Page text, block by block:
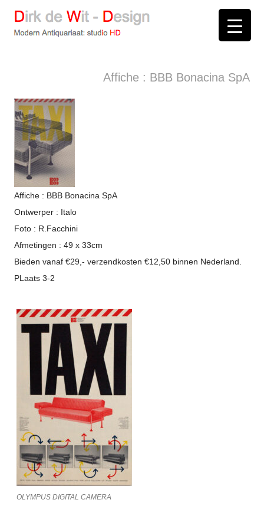
Dirk de Wit - Design
Modern Antiquariaat: studio HD
Affiche : BBB Bonacina SpA
Affiche : BBB Bonacina SpA
Ontwerper : Italo
Foto : R.Facchini
Afmetingen : 49 x 33cm
Bieden vanaf €29,- verzendkosten €12,50 binnen Nederland.
PLaats 3-2
OLYMPUS DIGITAL CAMERA